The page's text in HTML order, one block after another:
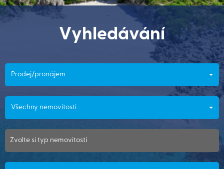
Vyhledávání
Prodej/pronájem
Všechny nemovitosti
Zvolte si typ nemovitosti